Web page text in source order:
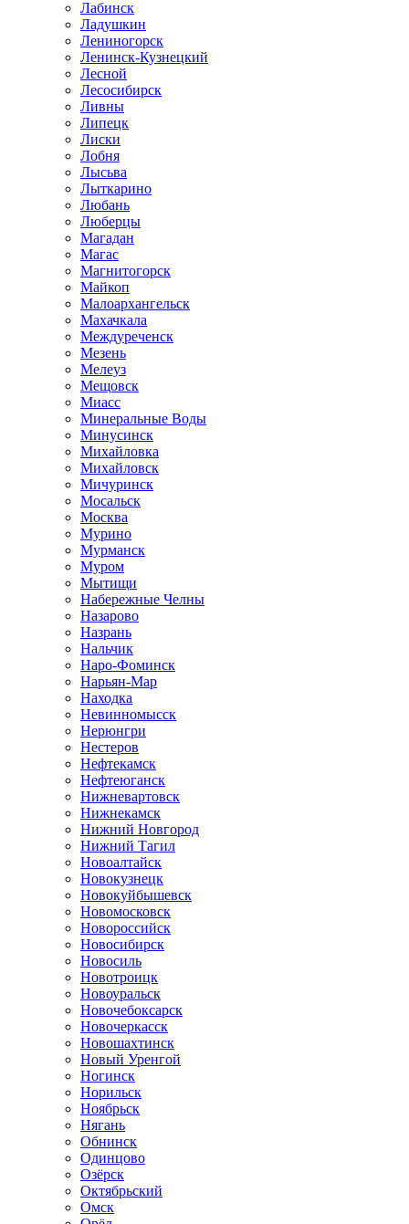
Лабинск
Ладушкин
Лениногорск
Ленинск-Кузнецкий
Лесной
Лесосибирск
Ливны
Липецк
Лиски
Лобня
Лысьва
Лыткарино
Любань
Люберцы
Магадан
Магас
Магнитогорск
Майкоп
Малоархангельск
Махачкала
Междуреченск
Мезень
Мелеуз
Мещовск
Миасс
Минеральные Воды
Минусинск
Михайловка
Михайловск
Мичуринск
Мосальск
Москва
Мурино
Мурманск
Муром
Мытищи
Набережные Челны
Назарово
Назрань
Нальчик
Наро-Фоминск
Нарьян-Мар
Находка
Невинномысск
Нерюнгри
Нестеров
Нефтекамск
Нефтеюганск
Нижневартовск
Нижнекамск
Нижний Новгород
Нижний Тагил
Новоалтайск
Новокузнецк
Новокуйбышевск
Новомосковск
Новороссийск
Новосибирск
Новосиль
Новотроицк
Новоуральск
Новочебоксарск
Новочеркасск
Новошахтинск
Новый Уренгой
Ногинск
Норильск
Ноябрьск
Нягань
Обнинск
Одинцово
Озёрск
Октябрьский
Омск